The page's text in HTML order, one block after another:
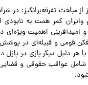
از مباحث تفرقه‌برانگیز: در
کمر همت به نابودی
امیدآفرینی اهمیت ویژه‌ای
قومی و قبیله‌ای در
و یا هر دلیل دیگر بازی در
شامل عواقب حقوقی و